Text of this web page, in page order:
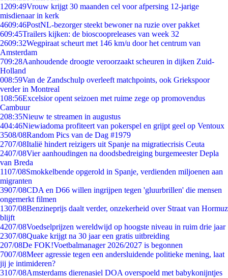
1209:49Vrouw krijgt 30 maanden cel voor afpersing 12-jarige
misdienaar in kerk
4609:46PostNL-bezorger steekt bewoner na ruzie over pakket
609:45Trailers kijken: de bioscoopreleases van week 32
2609:32Wegpiraat scheurt met 146 km/u door het centrum van
Amsterdam
709:28Aanhoudende droogte veroorzaakt scheuren in dijken Zuid-
Holland
008:59Van de Zandschulp overleeft matchpoints, ook Griekspoor
verder in Montreal
108:56Excelsior opent seizoen met ruime zege op promovendus
Cambuur
208:35Nieuw te streamen in augustus
404:46Niewiadoma profiteert van pokerspel en grijpt geel op Ventoux
3508/08Random Pics van de Dag #1979
2707/08Italië hindert reizigers uit Spanje na migratiecrisis Ceuta
2407/08Vier aanhoudingen na doodsbedreiging burgemeester Depla
van Breda
1107/08Smokkelbende opgerold in Spanje, verdienden miljoenen aan
migranten
3907/08CDA en D66 willen ingrijpen tegen 'gluurbrillen' die mensen
ongemerkt filmen
1307/08Benzineprijs daalt verder, onzekerheid over Straat van Hormuz
blijft
4207/08Voedselprijzen wereldwijd op hoogste niveau in ruim drie jaar
2307/08Quake krijgt na 30 jaar een gratis uitbreiding
207/08De FOK!Voetbalmanager 2026/2027 is begonnen
7007/08Meer agressie tegen een andersluidende politieke mening, laat
jij je intimideren?
3107/08Amsterdams dierenasiel DOA overspoeld met babykonijntjes